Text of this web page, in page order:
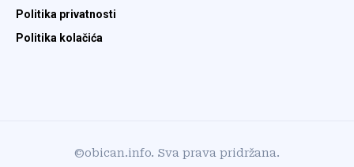
Politika privatnosti
Politika kolačića
©obican.info. Sva prava pridržana.